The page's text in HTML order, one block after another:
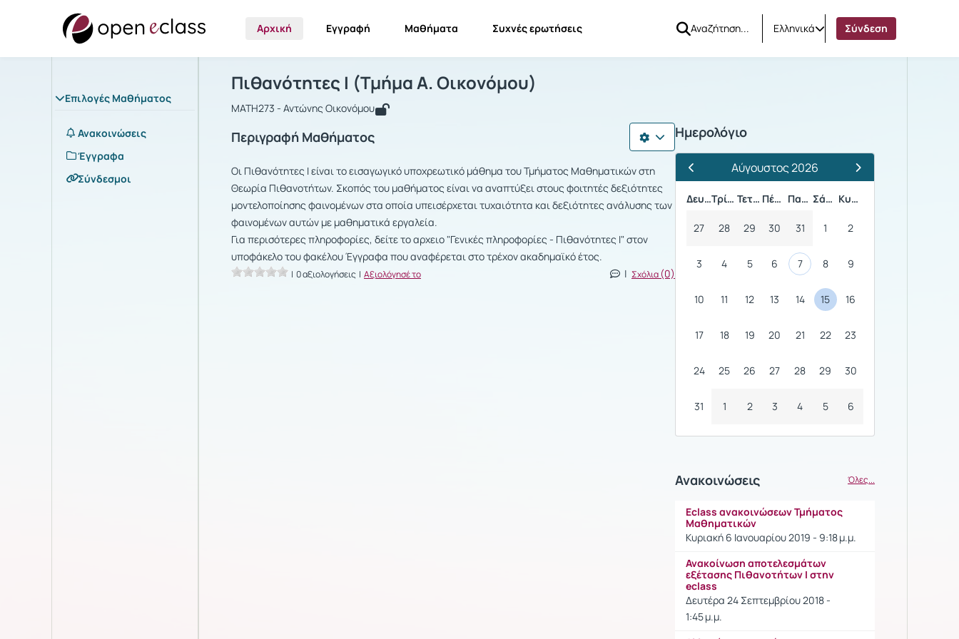
Αρχική Εγγραφή Μαθήματα Συχνές ερωτήσεις Ελληνικά Σύνδεση
Επιλογές Μαθήματος
Ανακοινώσεις
Έγγραφα
Σύνδεσμοι
Μάθημα : Πιθανότητες Ι (Τμήμα Α. Οικονόμου)
Πιθανότητες Ι (Τμήμα Α. Οικονόμου)
MATH273 - Αντώνης Οικονόμου
Περιγραφή Μαθήματος
Οι Πιθανότητες Ι είναι το εισαγωγικό υποχρεωτικό μάθημα του Τμήματος Μαθηματικών στη
Θεωρία Πιθανοτήτων. Σκοπός του μαθήματος είναι να αναπτύξει στους φοιτητές δεξιότητες
μοντελοποίησης φαινομένων στα οποία υπεισέρχεται τυχαιότητα και δεξιότητες ανάλυσης των
φαινομένων αυτών με μαθηματικά εργαλεία.
Για περισότερες πληροφορίες, δείτε το αρχειο "Γενικές πληροφορίες - Πιθανότητες Ι" στον
υποφάκελο του φακέλου Έγγραφα που αναφέρεται στο τρέχον ακαδημαϊκό έτος.
| 0 αξιολογήσεις | Αξιολόγησέ το | Σχόλια (0)
Ημερολόγιο
Προηγούμενος Μήνας
Αύγουστος 2026
Επόμενος Μήνας
Δευτέρα
Τρίτη Τετάρτη Πέμπτη Παρασκευή Σάββατο Κυριακή
27 28 29 30 31 1 2
3 4 5 6 7 8 9
10 11 12 13 14 15 16
17 18 19 20 21 22 23
24 25 26 27 28 29 30
31 1 2 3 4 5 6
Ανακοινώσεις Όλες...
Eclass ανακοινώσεων Τμήματος
Μαθηματικών
Κυριακή 6 Ιανουαρίου 2019 - 9:18 μ.μ.
Ανακοίνωση αποτελεσμάτων
εξέτασης Πιθανοτήτων Ι στην
eclass
Δευτέρα 24 Σεπτεμβρίου 2018 -
1:45 μ.μ.